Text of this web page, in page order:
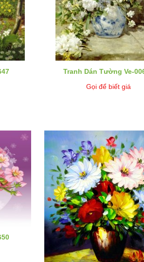
Tranh Dán Tường Ve-
Gọi để biết giá